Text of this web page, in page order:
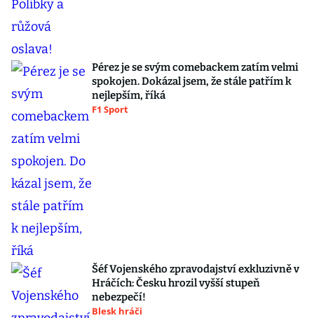
Pérez je se svým comebackem zatím velmi
spokojen. Dokázal jsem, že stále patřím k
nejlepším, říká
F1 Sport
Šéf Vojenského zpravodajství exkluzivně v
Hráčích: Česku hrozil vyšší stupeň
nebezpečí!
Blesk hráči